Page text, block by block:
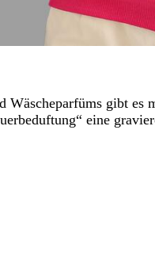
gibt
eine